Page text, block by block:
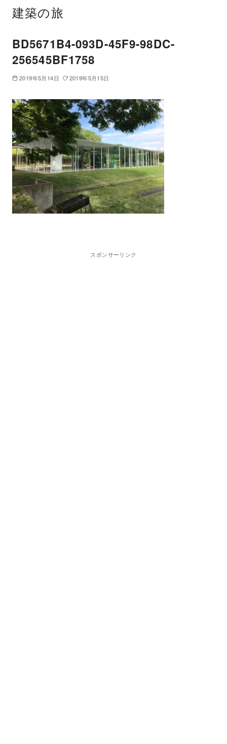
建築の旅
BD5671B4-093D-45F9-98DC-
256545BF1758
2019年5月14日 2019年5月15日
スポンサーリンク